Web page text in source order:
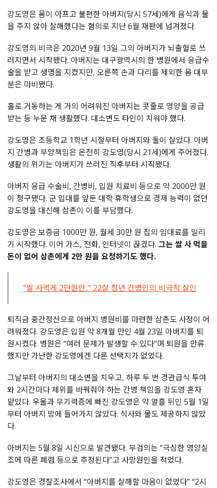
강도영은 몸이 아프고 불편한 아버지(당시 57세)에게 음식과 물
을 주지 않아 살해했다는 혐의로 지난 6월 재판에 넘겨졌다.
강도영의 비극은 2020년 9월 13일 그의 아버지가 뇌출혈로 쓰
러지면서 시작됐다. 아버지는 대구광역시의 한 병원에서 응급수
술을 받고 생명을 지켰지만, 오른쪽 손과 다리를 제외한 몸 대부
분은 마비됐다.
홀로 거동하는 게 거의 어려워진 아버지는 콧줄로 영양을 공급
받는 등 누운 채 생활했다. 대소변도 타인이 치워야 했다.
강도영은 초등학교 1학년 시절부터 아버지와 둘이 살았다. 아버
지 간병과 부양책임은 온전히 강도영(당시 21세)에게 주어졌다.
생활의 위기는 아버지가 쓰러진 직후부터 시작됐다.
아버지 응급 수술비, 간병비, 입원 치료비 등으로 약 2000만 원
이 청구됐다. 군 입대를 앞둔 대학 휴학생으로 경제 능력이 없던
강도영을 대신해 삼촌이 이를 부담했다.
강도영은 보증금 1000만 원, 월세 30만 원 집의 임대료를 밀리
기 시작했다. 이어 가스, 전화, 인터넷이 끊겼다. 그는 쌀 사 먹을
돈이 없어 삼촌에게 2만 원을 요청하기도 했다.
“쌀 사먹게 2만원만..” 22살 청년 간병인의 비극적 살인
퇴직금 중간정산으로 아버지 병원비를 마련한 삼촌도 사정이 어
려워졌다. 강도영은 입원 약 8개월 만인 4월 23일 아버지를 퇴
원시켰다. 병원은 “여러 문제가 발생할 수 있다”며 퇴원을 만류
했지만 가난한 강도영에겐 다른 선택지가 없었다.
그날부터 아버지의 대소변을 치우고, 하루 두 번 경관급식 투여
와 2시간마다 체위를 바꿔줘야 하는 간병 책임을 강도영 혼자
맡았다. 우울과 무기력증에 빠진 강도영은 약 열흘 뒤인 5월 1일
부터 아버지 방에 들어가지 않았다. 식사와 물도 제공하지 않았
다.
아버지는 5월 8일 시신으로 발견됐다. 부검의는 “극심한 영양실
조에 따른 폐렴 등으로 추정된다”고 사망원인을 적었다.
강도영은 경찰조사에서 “아버지를 살해할 마음이 없었다” “2시